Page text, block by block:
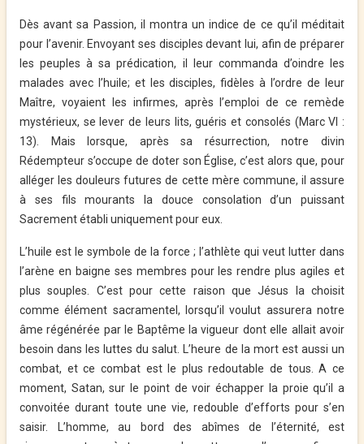
Dès avant sa Passion, il montra un indice de ce qu’il méditait
pour l’avenir. Envoyant ses disciples devant lui, afin de préparer
les peuples à sa prédication, il leur commanda d’oindre les
malades avec l’huile; et les disciples, fidèles à l’ordre de leur
Maître, voyaient les infirmes, après l’emploi de ce remède
mystérieux, se lever de leurs lits, guéris et consolés (Marc VI :
13). Mais lorsque, après sa résurrection, notre divin
Rédempteur s’occupe de doter son Église, c’est alors que, pour
alléger les douleurs futures de cette mère commune, il assure
à ses fils mourants la douce consolation d’un puissant
Sacrement établi uniquement pour eux.
L’huile est le symbole de la force ; l’athlète qui veut lutter dans
l’arène en baigne ses membres pour les rendre plus agiles et
plus souples. C’est pour cette raison que Jésus la choisit
comme élément sacramentel, lorsqu’il voulut assurera notre
âme régénérée par le Baptême la vigueur dont elle allait avoir
besoin dans les luttes du salut. L’heure de la mort est aussi un
combat, et ce combat est le plus redoutable de tous. A ce
moment, Satan, sur le point de voir échapper la proie qu’il a
convoitée durant toute une vie, redouble d’efforts pour s’en
saisir. L’homme, au bord des abîmes de l’éternité, est